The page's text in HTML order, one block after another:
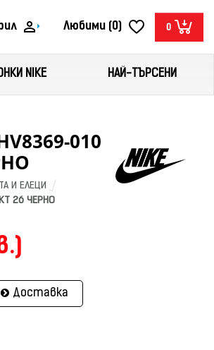
Любими (0) 0
NIKE НАЙ-ТЪРСЕНИ
010
И ЕЛЕЦИ
26 ЧЕРНО
Доставка